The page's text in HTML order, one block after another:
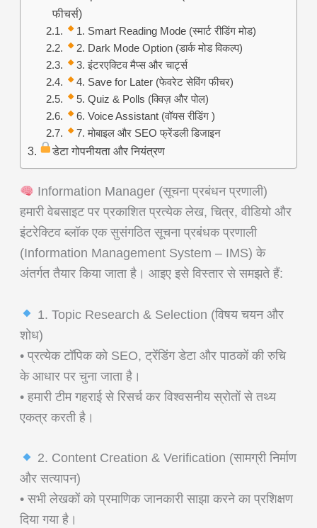
फीचर्स)
1. Smart Reading Mode (स्मार्ट रीडिंग मोड)
2. Dark Mode Option (डार्क मोड विकल्प)
3. इंटरएक्टिव मैप्स और चार्ट्स
4. Save for Later (फेवरेट सेविंग फीचर)
5. Quiz & Polls (क्विज़ और पोल)
6. Voice Assistant (वॉयस रीडिंग )
7. मोबाइल और SEO फ्रेंडली डिजाइन
डेटा गोपनीयता और नियंत्रण
Information Manager (सूचना प्रबंधन प्रणाली)
हमारी वेबसाइट पर प्रकाशित प्रत्येक लेख, चित्र, वीडियो और
इंटरेक्टिव ब्लॉक एक सुसंगठित सूचना प्रबंधक प्रणाली
(Information Management System – IMS) के
अंतर्गत तैयार किया जाता है। आइए इसे विस्तार से समझते हैं:
1. Topic Research & Selection (विषय चयन और
शोध)
• प्रत्येक टॉपिक को SEO, ट्रेंडिंग डेटा और पाठकों की रुचि
के आधार पर चुना जाता है।
• हमारी टीम गहराई से रिसर्च कर विश्वसनीय स्रोतों से तथ्य
एकत्र करती है।
2. Content Creation & Verification (सामग्री निर्माण
और सत्यापन)
• सभी लेखकों को प्रमाणिक जानकारी साझा करने का प्रशिक्षण
दिया गया है।